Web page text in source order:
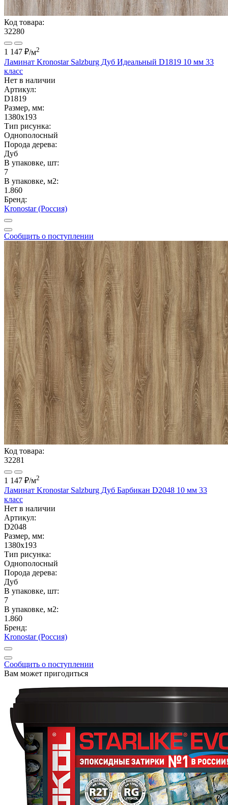
Код товара:
32280
1 147 ₽/м2
Ламинат Kronostar Salzburg Дуб Идеальный D1819 10 мм 33
класс
Нет в наличии
Артикул:
D1819
Размер, мм:
1380x193
Тип рисунка:
Однополосный
Порода дерева:
Дуб
В упаковке, шт:
7
В упаковке, м2:
1.860
Бренд:
Kronostar (Россия)
Сообщить о поступлении
Код товара:
32281
1 147 ₽/м2
Ламинат Kronostar Salzburg Дуб Барбикан D2048 10 мм 33
класс
Нет в наличии
Артикул:
D2048
Размер, мм:
1380x193
Тип рисунка:
Однополосный
Порода дерева:
Дуб
В упаковке, шт:
7
В упаковке, м2:
1.860
Бренд:
Kronostar (Россия)
Сообщить о поступлении
Вам может пригодиться